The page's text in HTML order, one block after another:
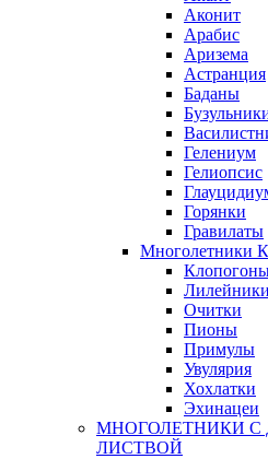
Аконит
Арабис
Аризема
Астранция
Баданы
Гелениум
Гелиопсис
Горянки
Гравилаты
Многолетники
Лилейники
Очитки
Пионы
Примулы
Увулярия
Хохлатки
Эхинацеи
МНОГОЛЕТНИКИ С
ЛИСТВОЙ